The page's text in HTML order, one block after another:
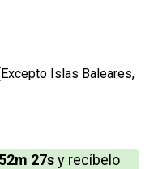
Islas Baleares,
27sy recíbelo